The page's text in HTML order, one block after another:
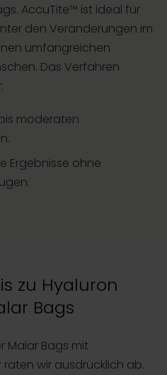
AccuTite™ ist ideal für
den Veränderungen im
umfangreichen
Das Verfahren
moderaten
Ergebnisse ohne
zu Hyaluron
Bags
Malar Bags mit
raten wir ausdrücklich ab.